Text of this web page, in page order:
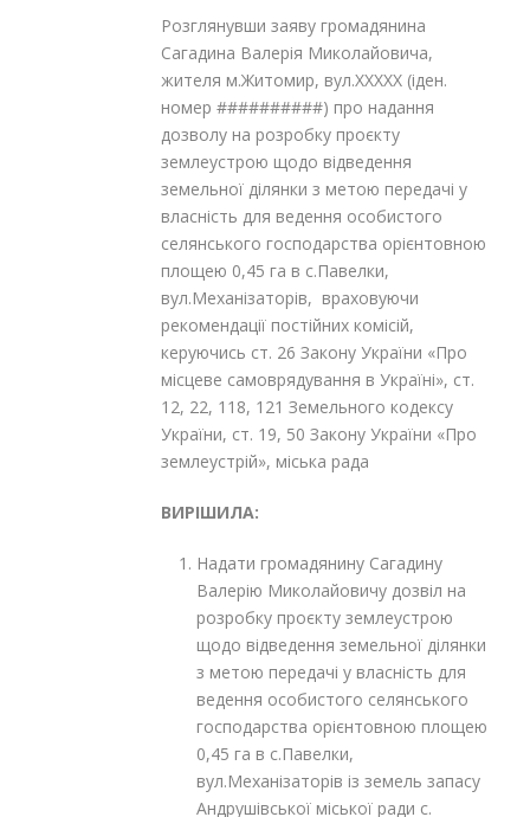
Розглянувши заяву громадянина
Сагадина Валерія Миколайовича,
жителя м.Житомир, вул.XXXXX (іден.
номер ##########) про надання
дозволу на розробку проєкту
землеустрою щодо відведення
земельної ділянки з метою передачі у
власність для ведення особистого
селянського господарства орієнтовною
площею 0,45 га в с.Павелки,
вул.Механізаторів, враховуючи
рекомендації постійних комісій,
керуючись ст. 26 Закону України «Про
місцеве самоврядування в Україні», ст.
12, 22, 118, 121 Земельного кодексу
України, ст. 19, 50 Закону України «Про
землеустрій», міська рада
ВИРІШИЛА:
Надати громадянину Сагадину
Валерію Миколайовичу дозвіл на
розробку проєкту землеустрою
щодо відведення земельної ділянки
з метою передачі у власність для
ведення особистого селянського
господарства орієнтовною площею
0,45 га в с.Павелки,
вул.Механізаторів із земель запасу
Андрушівської міської ради с.